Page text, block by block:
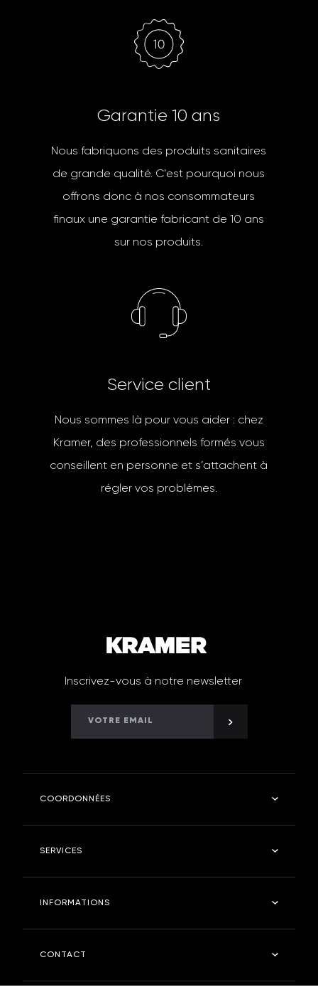
Garantie 10 ans
Nous fabriquons des produits sanitaires
de grande qualité. C’est pourquoi nous
offrons donc à nos consommateurs
finaux une garantie fabricant de 10 ans
sur nos produits.
Service cl ient
Nous sommes là pour vous aider : chez
Kramer, des professionnels formés vous
conseillent en personne et s’attachent à
régler vos problèmes.
Inscrivez-vous à notre newsletter
COORDONNÉES
Tel : 03 29 87 03 11
SERVICES
Kramer Store
INFORMATIONS
FAQ
CONTACT